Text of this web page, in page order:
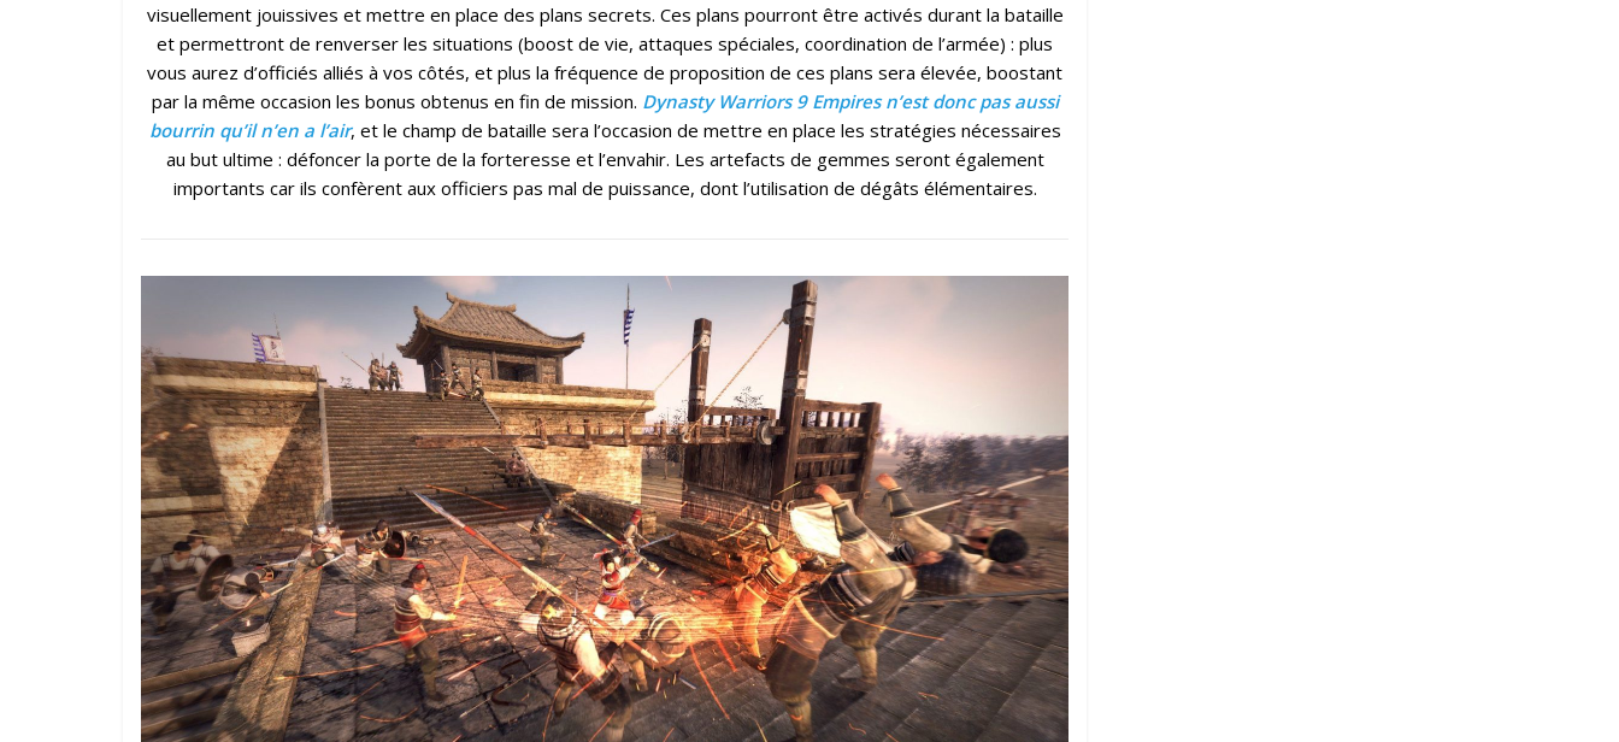
visuellement jouissives et mettre en place des plans secrets. Ces plans pourront être activés durant la bataille
et permettront de renverser les situations (boost de vie, attaques spéciales, coordination de l’armée) : plus
vous aurez d’officiés alliés à vos côtés, et plus la fréquence de proposition de ces plans sera élevée, boostant
par la même occasion les bonus obtenus en fin de mission. Dynasty Warriors 9 Empires n’est donc pas aussi
bourrin qu’il n’en a l’air, et le champ de bataille sera l’occasion de mettre en place les stratégies nécessaires
au but ultime : défoncer la porte de la forteresse et l’envahir. Les artefacts de gemmes seront également
importants car ils confèrent aux officiers pas mal de puissance, dont l’utilisation de dégâts élémentaires.